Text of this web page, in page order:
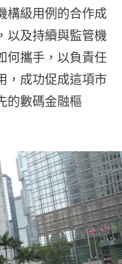
構級用例的合作成
以及持續與監管機
何攜手，以負責任
，成功促成這項市
的數碼金融樞